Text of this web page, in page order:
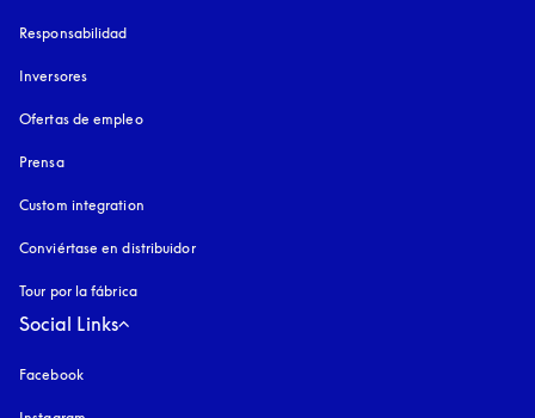
Responsabilidad
Inversores
Ofertas de empleo
Prensa
Custom integration
Conviértase en distribuidor
Tour por la fábrica
Social Links
Facebook